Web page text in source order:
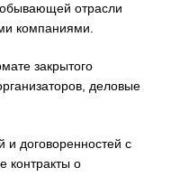
отрасли
компаниями.
закрытого
деловые
договоренностей с
контракты о